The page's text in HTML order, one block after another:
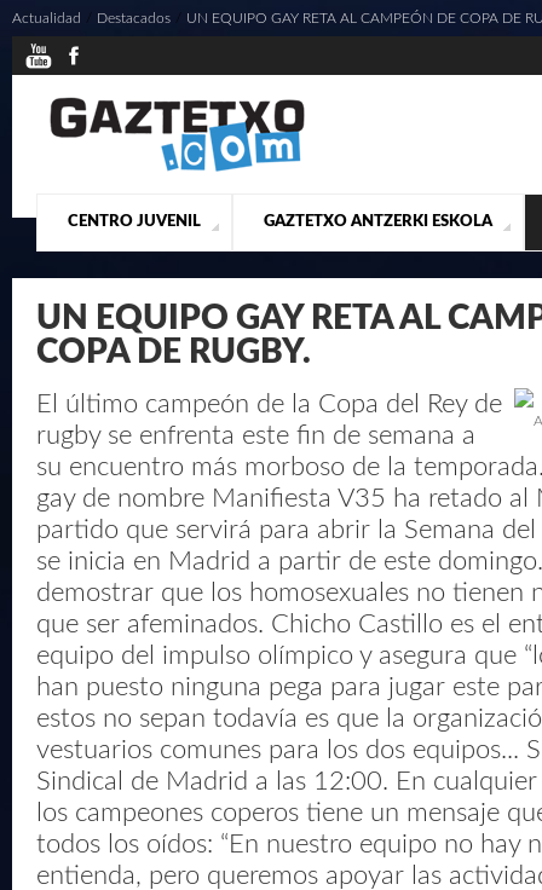
CENTRO JUVENIL
¿QUIENES SOMOS? ACTUALIDAD CONTACTO
GAZTETXO ANTZERKI ESKOLA
PRESENTACIÓN MUSICALES
Actualidad Destacados UN EQUIPO GAY RETA AL CAMPEÓN DE COPA DE
UN EQUIPO GAY RETA AL
COPA DE RUGBY.
El último campeón de la Copa del Rey de
rugby se enfrenta este fin de semana a
su encuentro más morboso de la
gay de nombre Manifiesta V35 ha retado
partido que servirá para abrir la Semana
se inicia en Madrid a partir de este
demostrar que los homosexuales no tienen
que ser afeminados. Chicho Castillo es el
equipo del impulso olímpico y asegura que
han puesto ninguna pega para jugar este
estos no sepan todavía es que la
vestuarios comunes para los dos equipos...
Sindical de Madrid a las 12:00. En
los campeones coperos tiene un mensaje
todos los oídos: “En nuestro equipo no hay
entienda, pero queremos apoyar las